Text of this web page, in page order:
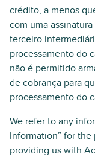
crédito, a menos
com uma
terceiro
processamento do
não é permitido
de cobrança para
processamento do
We refer to any
Information” for
providing us with